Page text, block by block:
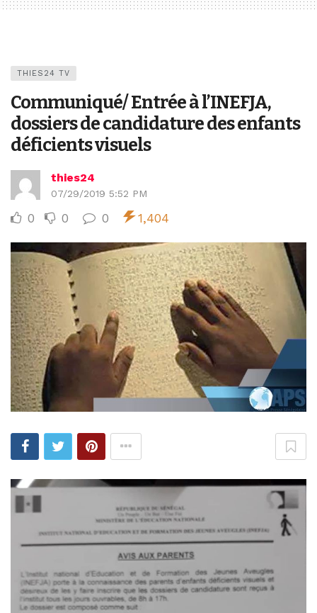
THIES24 TV
Communiqué/ Entrée à l’INEFJA,
dossiers de candidature des enfants
déficients visuels
thies24
07/29/2019 5:52 PM
0 0 0 1,404